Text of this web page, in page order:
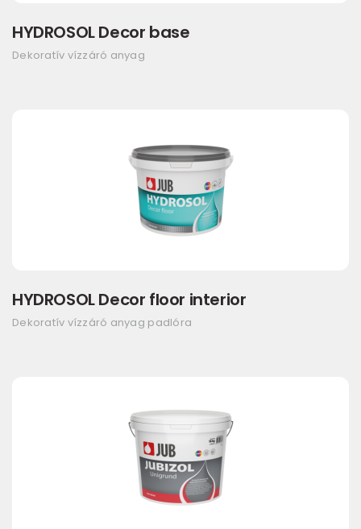
HYDROSOL Decor base
Dekoratív vízzáró anyag
HYDROSOL Decor floor interior
Dekoratív vízzáró anyag padlóra